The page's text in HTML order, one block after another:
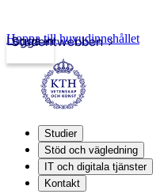
Studentwebben
Logga in
Hoppa till huvudinnehållet
Studier
Stöd och vägledning
IT och digitala tjänster
Kontakt